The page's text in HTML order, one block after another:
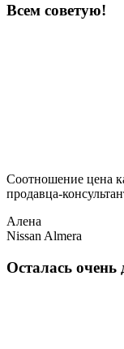
Всем советую!
Соотношение цена
продавца-
Алена
Nissan Almera
Осталась очень